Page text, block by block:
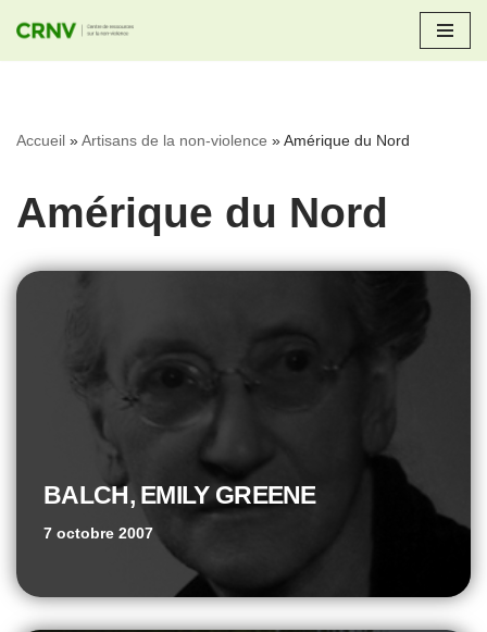
Aller
Accueil »Artisans de la non-violence »Amérique du Nord
Amérique du Nord
BALCH, EMILY GREENE
7 octobre 2007